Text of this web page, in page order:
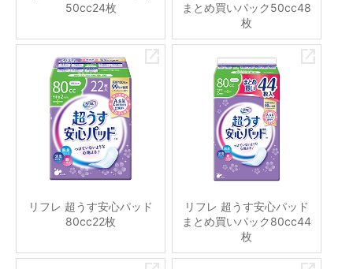
50cc24枚
まとめ買いパック50cc48
枚
リフレ 超うす安心パッド
80cc22枚
リフレ 超うす安心パッド
まとめ買いパック80cc44
枚